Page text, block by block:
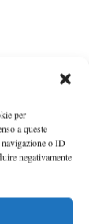
per
a queste
o ID
negativamente